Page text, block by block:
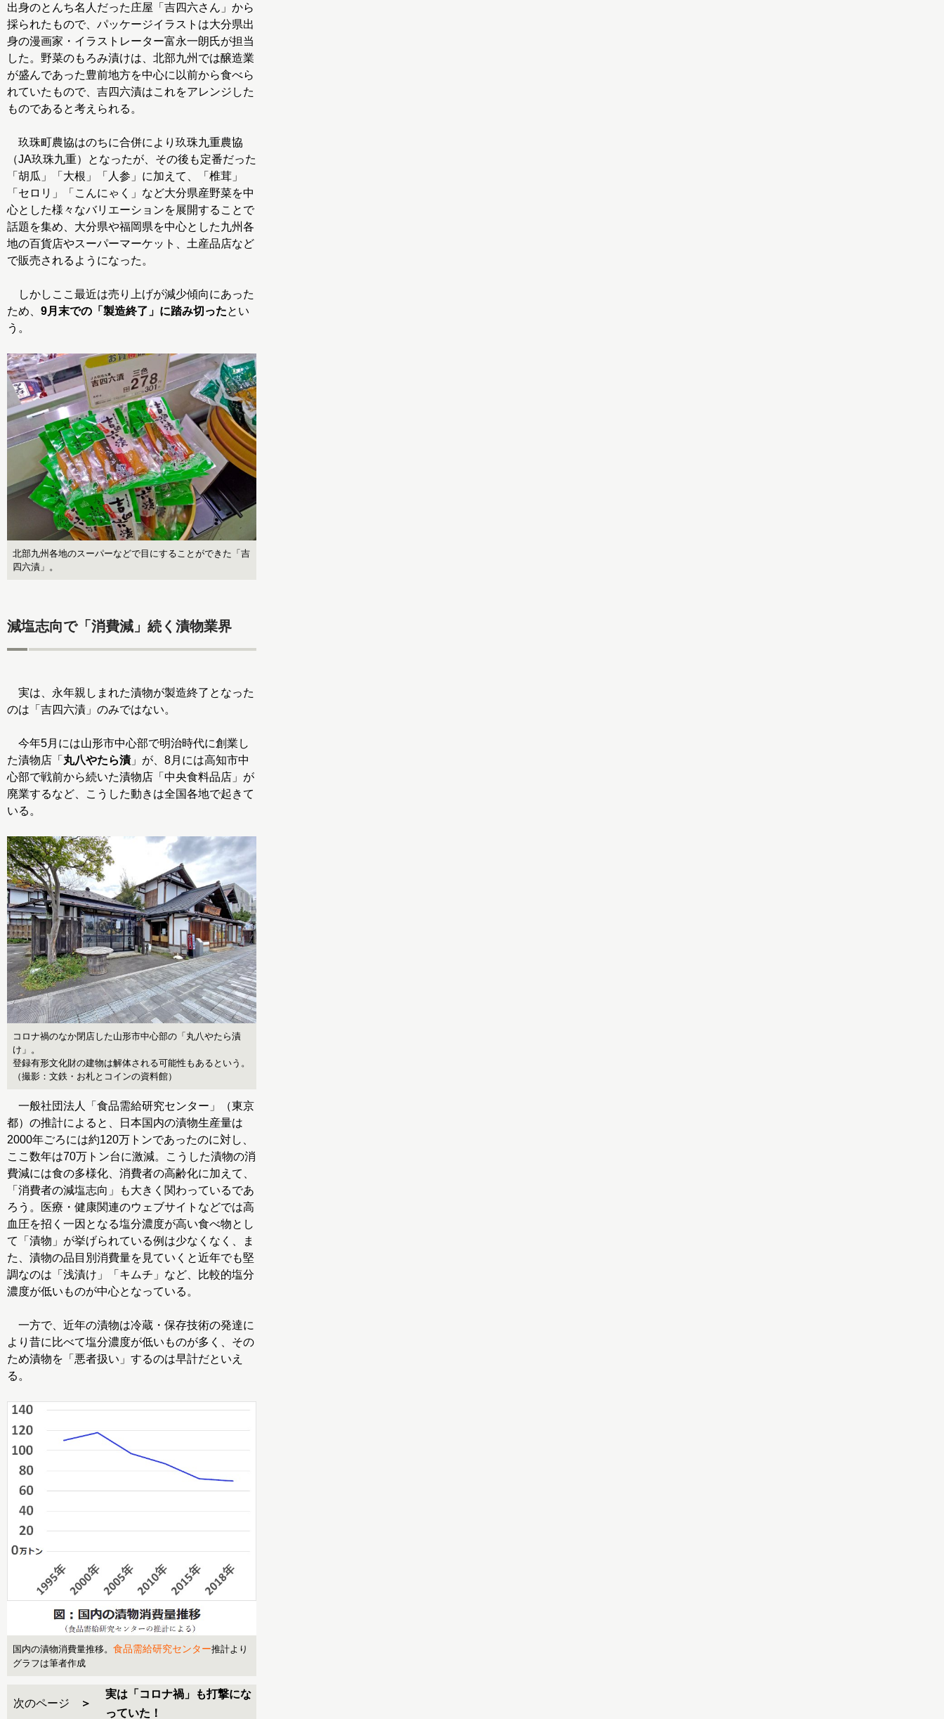
出身のとんち名人だった庄屋「吉四六さん」から
採られたもので、パッケージイラストは大分県出
身の漫画家・イラストレーター富永一朗氏が担当
した。野菜のもろみ漬けは、北部九州では醸造業
が盛んであった豊前地方を中心に以前から食べら
れていたもので、吉四六漬はこれをアレンジした
ものであると考えられる。
玖珠町農協はのちに合併により玖珠九重農協
（JA玖珠九重）となったが、その後も定番だった
「胡瓜」「大根」「人参」に加えて、「椎茸」
「セロリ」「こんにゃく」など大分県産野菜を中
心とした様々なバリエーションを展開することで
話題を集め、大分県や福岡県を中心とした九州各
地の百貨店やスーパーマーケット、土産品店など
で販売されるようになった。
しかしここ最近は売り上げが減少傾向にあった
ため、 9月末での「製造終了」に踏み切ったとい
う。
北部九州各地のスーパーなどで目にすることができた「吉
四六漬」。
減塩志向で「消費減」続く漬物業界
実は、永年親しまれた漬物が製造終了となった
のは「吉四六漬」のみではない。
今年5月には山形市中心部で明治時代に創業し
た漬物店「 丸八やたら漬」が、8月には高知市中
心部で戦前から続いた漬物店「中央食料品店」が
廃業するなど、こうした動きは全国各地で起きて
いる。
コロナ禍のなか閉店した山形市中心部の「丸八やたら漬
け」。
登録有形文化財の建物は解体される可能性もあるという。
（撮影：文鉄・お札とコインの資料館）
一般社団法人「食品需給研究センター」（東京
都）の推計によると、日本国内の漬物生産量は
2000年ごろには約120万トンであったのに対し、
ここ数年は70万トン台に激減。こうした漬物の消
費減には食の多様化、消費者の高齢化に加えて、
「消費者の減塩志向」も大きく関わっているであ
ろう。医療・健康関連のウェブサイトなどでは高
血圧を招く一因となる塩分濃度が高い食べ物とし
て「漬物」が挙げられている例は少なくなく、ま
た、漬物の品目別消費量を見ていくと近年でも堅
調なのは「浅漬け」「キムチ」など、比較的塩分
濃度が低いものが中心となっている。
一方で、近年の漬物は冷蔵・保存技術の発達に
より昔に比べて塩分濃度が低いものが多く、その
ため漬物を「悪者扱い」するのは早計だといえ
る。
国内の漬物消費量推移。 食品需給研究センター推計より
グラフは筆者作成
次のページ
実は「コロナ禍」も打撃にな
っていた！